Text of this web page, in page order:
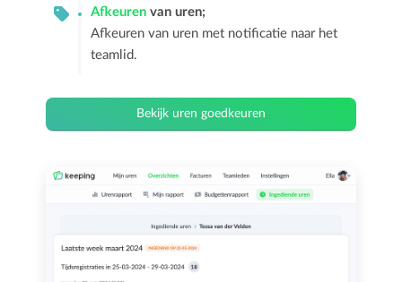
Afkeuren van uren;
Afkeuren van uren met notificatie naar het
teamlid.
Bekijk uren goedkeuren